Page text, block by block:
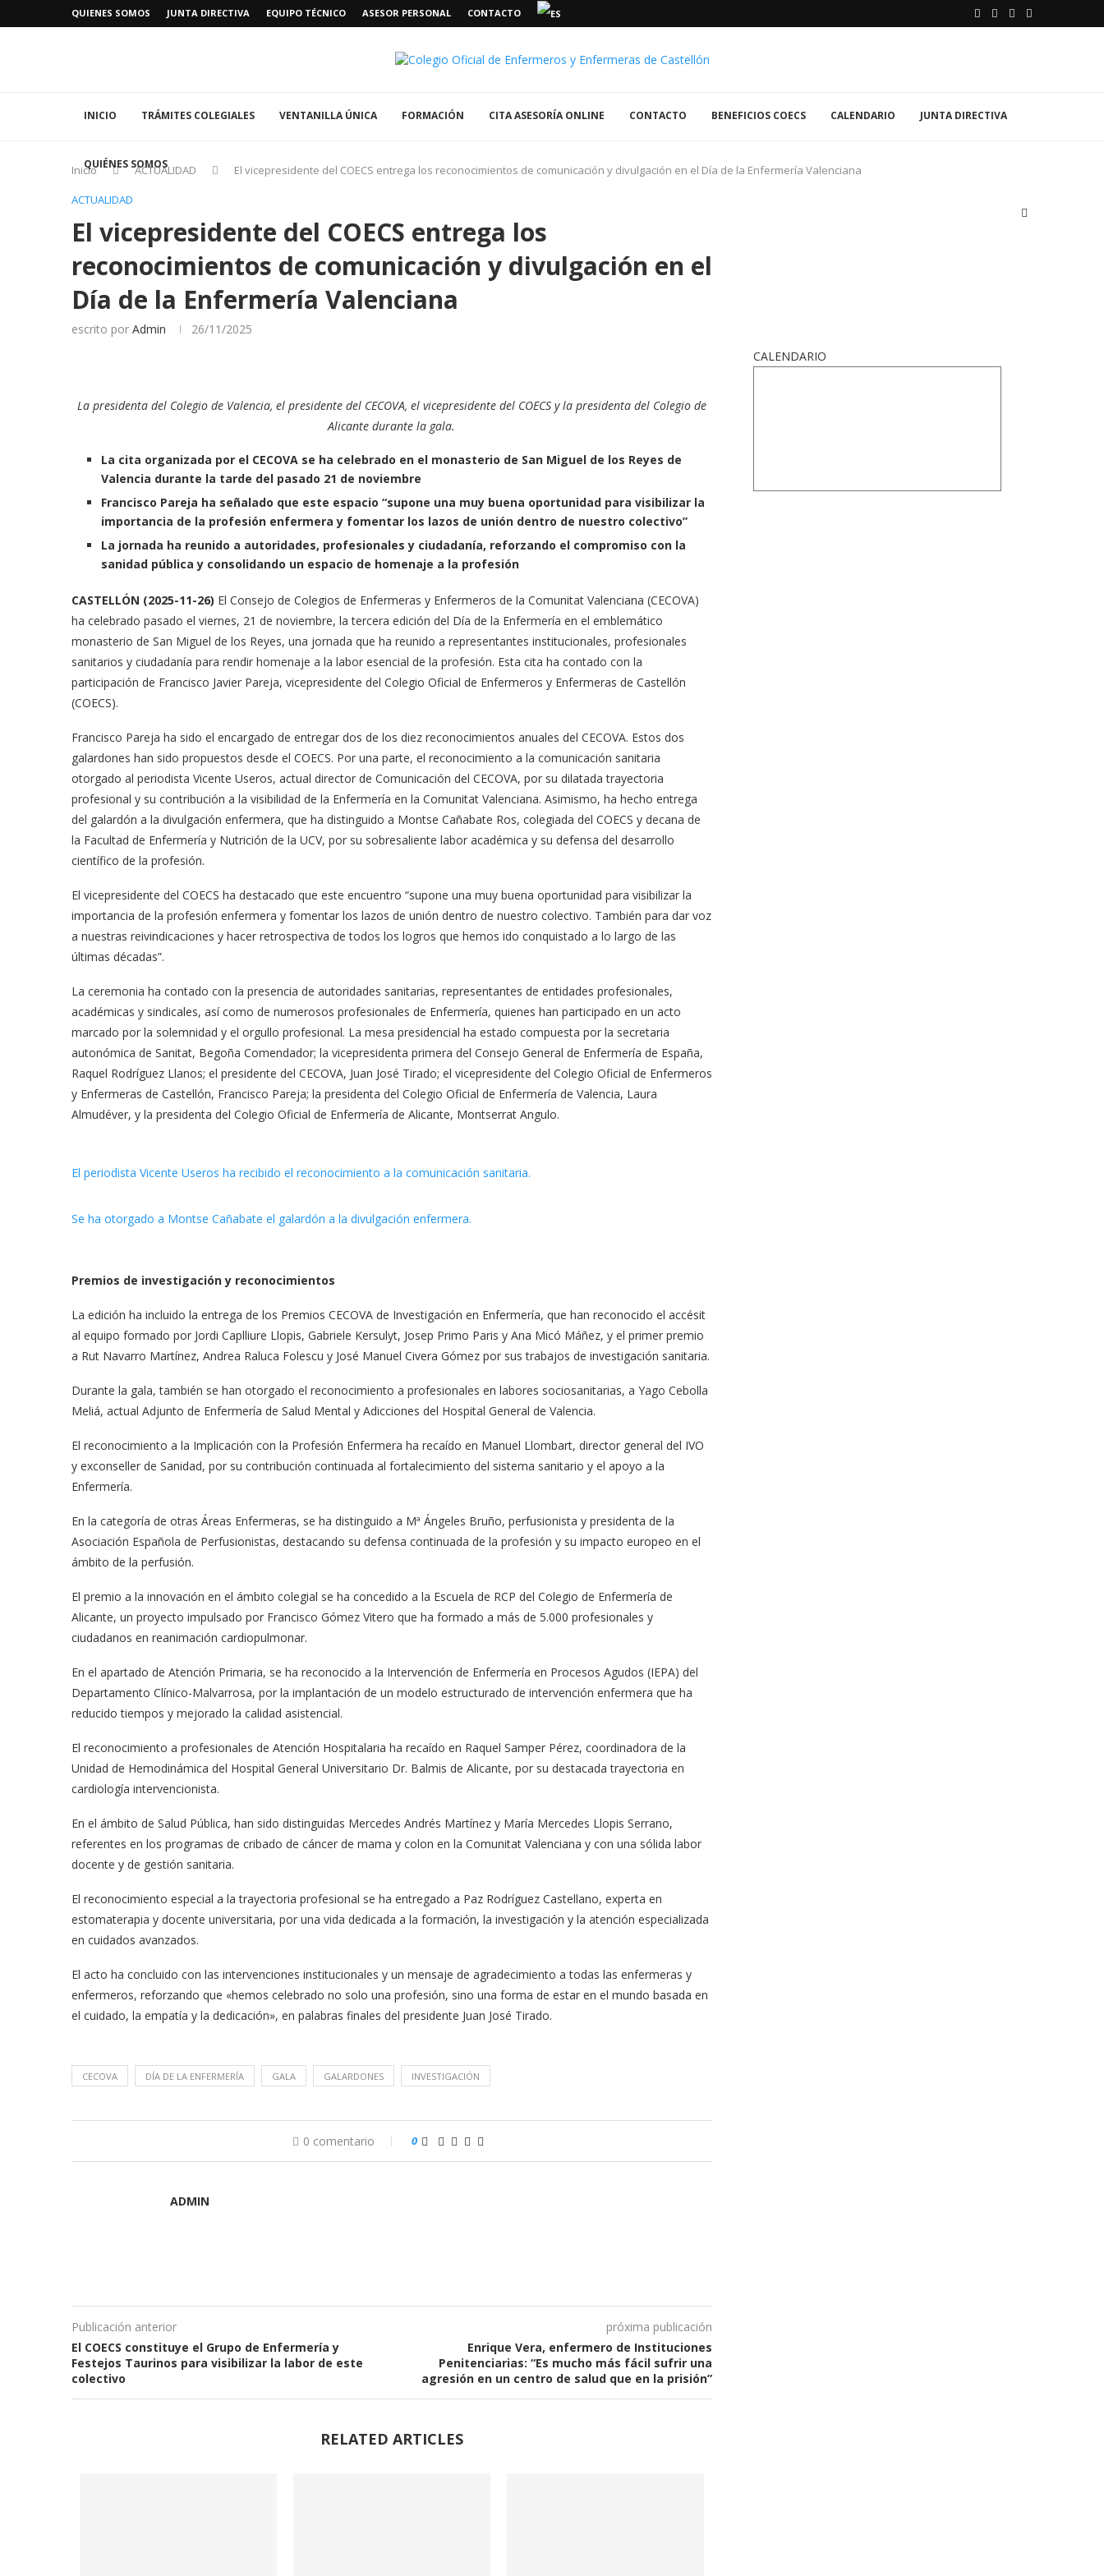
QUIENES SOMOS JUNTA DIRECTIVA EQUIPO TÉCNICO ASESOR PERSONAL CONTACTO
INICIO TRÁMITES COLEGIALES VENTANILLA ÚNICA FORMACIÓN CITA ASESORÍA ONLINE CONTACTO BENEFICIOS COECS CALENDARIO JUNTA DIRECTIVA
QUIÉNES SOMOS
Inicio ACTUALIDAD
El vicepresidente del COECS entrega los reconocimientos de comunicación y divulgación en el Día de la Enfermería Valenciana
ACTUALIDAD
El vicepresidente del COECS entrega los
reconocimientos de comunicación y divulgación en el
Día de la Enfermería Valenciana
escrito por Admin 26/11/2025
La presidenta del Colegio de Valencia, el presidente del CECOVA, el vicepresidente del COECS y la presidenta del Colegio de
Alicante durante la gala.
La cita organizada por el CECOVA se ha celebrado en el monasterio de San Miguel de los Reyes de
Valencia durante la tarde del pasado 21 de noviembre
Francisco Pareja ha señalado que este espacio “supone una muy buena oportunidad para visibilizar la
importancia de la profesión enfermera y fomentar los lazos de unión dentro de nuestro colectivo”
La jornada ha reunido a autoridades, profesionales y ciudadanía, reforzando el compromiso con la
sanidad pública y consolidando un espacio de homenaje a la profesión
CASTELLÓN (2025-11-26) El Consejo de Colegios de Enfermeras y Enfermeros de la Comunitat Valenciana (CECOVA)
ha celebrado pasado el viernes, 21 de noviembre, la tercera edición del Día de la Enfermería en el emblemático
monasterio de San Miguel de los Reyes, una jornada que ha reunido a representantes institucionales, profesionales
sanitarios y ciudadanía para rendir homenaje a la labor esencial de la profesión. Esta cita ha contado con la
participación de Francisco Javier Pareja, vicepresidente del Colegio Oficial de Enfermeros y Enfermeras de Castellón
(COECS).
Francisco Pareja ha sido el encargado de entregar dos de los diez reconocimientos anuales del CECOVA. Estos dos
galardones han sido propuestos desde el COECS. Por una parte, el reconocimiento a la comunicación sanitaria
otorgado al periodista Vicente Useros, actual director de Comunicación del CECOVA, por su dilatada trayectoria
profesional y su contribución a la visibilidad de la Enfermería en la Comunitat Valenciana. Asimismo, ha hecho entrega
del galardón a la divulgación enfermera, que ha distinguido a Montse Cañabate Ros, colegiada del COECS y decana de
la Facultad de Enfermería y Nutrición de la UCV, por su sobresaliente labor académica y su defensa del desarrollo
científico de la profesión.
El vicepresidente del COECS ha destacado que este encuentro “supone una muy buena oportunidad para visibilizar la
importancia de la profesión enfermera y fomentar los lazos de unión dentro de nuestro colectivo. También para dar voz
a nuestras reivindicaciones y hacer retrospectiva de todos los logros que hemos ido conquistado a lo largo de las
últimas décadas”.
La ceremonia ha contado con la presencia de autoridades sanitarias, representantes de entidades profesionales,
académicas y sindicales, así como de numerosos profesionales de Enfermería, quienes han participado en un acto
marcado por la solemnidad y el orgullo profesional. La mesa presidencial ha estado compuesta por la secretaria
autonómica de Sanitat, Begoña Comendador; la vicepresidenta primera del Consejo General de Enfermería de España,
Raquel Rodríguez Llanos; el presidente del CECOVA, Juan José Tirado; el vicepresidente del Colegio Oficial de Enfermeros
y Enfermeras de Castellón, Francisco Pareja; la presidenta del Colegio Oficial de Enfermería de Valencia, Laura
Almudéver, y la presidenta del Colegio Oficial de Enfermería de Alicante, Montserrat Angulo.
Premios de investigación y reconocimientos
La edición ha incluido la entrega de los Premios CECOVA de Investigación en Enfermería, que han reconocido el accésit
al equipo formado por Jordi Caplliure Llopis, Gabriele Kersulyt, Josep Primo Paris y Ana Micó Máñez, y el primer premio
a Rut Navarro Martínez, Andrea Raluca Folescu y José Manuel Civera Gómez por sus trabajos de investigación sanitaria.
Durante la gala, también se han otorgado el reconocimiento a profesionales en labores sociosanitarias, a Yago Cebolla
Meliá, actual Adjunto de Enfermería de Salud Mental y Adicciones del Hospital General de Valencia.
El reconocimiento a la Implicación con la Profesión Enfermera ha recaído en Manuel Llombart, director general del IVO
y exconseller de Sanidad, por su contribución continuada al fortalecimiento del sistema sanitario y el apoyo a la
Enfermería.
En la categoría de otras Áreas Enfermeras, se ha distinguido a Mª Ángeles Bruño, perfusionista y presidenta de la
Asociación Española de Perfusionistas, destacando su defensa continuada de la profesión y su impacto europeo en el
ámbito de la perfusión.
El premio a la innovación en el ámbito colegial se ha concedido a la Escuela de RCP del Colegio de Enfermería de
Alicante, un proyecto impulsado por Francisco Gómez Vitero que ha formado a más de 5.000 profesionales y
ciudadanos en reanimación cardiopulmonar.
En el apartado de Atención Primaria, se ha reconocido a la Intervención de Enfermería en Procesos Agudos (IEPA) del
Departamento Clínico-Malvarrosa, por la implantación de un modelo estructurado de intervención enfermera que ha
reducido tiempos y mejorado la calidad asistencial.
El reconocimiento a profesionales de Atención Hospitalaria ha recaído en Raquel Samper Pérez, coordinadora de la
Unidad de Hemodinámica del Hospital General Universitario Dr. Balmis de Alicante, por su destacada trayectoria en
cardiología intervencionista.
En el ámbito de Salud Pública, han sido distinguidas Mercedes Andrés Martínez y María Mercedes Llopis Serrano,
referentes en los programas de cribado de cáncer de mama y colon en la Comunitat Valenciana y con una sólida labor
docente y de gestión sanitaria.
El reconocimiento especial a la trayectoria profesional se ha entregado a Paz Rodríguez Castellano, experta en
estomaterapia y docente universitaria, por una vida dedicada a la formación, la investigación y la atención especializada
en cuidados avanzados.
El acto ha concluido con las intervenciones institucionales y un mensaje de agradecimiento a todas las enfermeras y
enfermeros, reforzando que «hemos celebrado no solo una profesión, sino una forma de estar en el mundo basada en
el cuidado, la empatía y la dedicación», en palabras finales del presidente Juan José Tirado.
CECOVA DÍA DE LA ENFERMERÍA GALA GALARDONES INVESTIGACIÓN
0 comentario 0
ADMIN
Publicación anterior
El COECS constituye el Grupo de Enfermería y
Festejos Taurinos para visibilizar la labor de este
colectivo
próxima publicación
Enrique Vera, enfermero de Instituciones
Penitenciarias: “Es mucho más fácil sufrir una
agresión en un centro de salud que en la prisión”
RELATED ARTICLES
CALENDARIO